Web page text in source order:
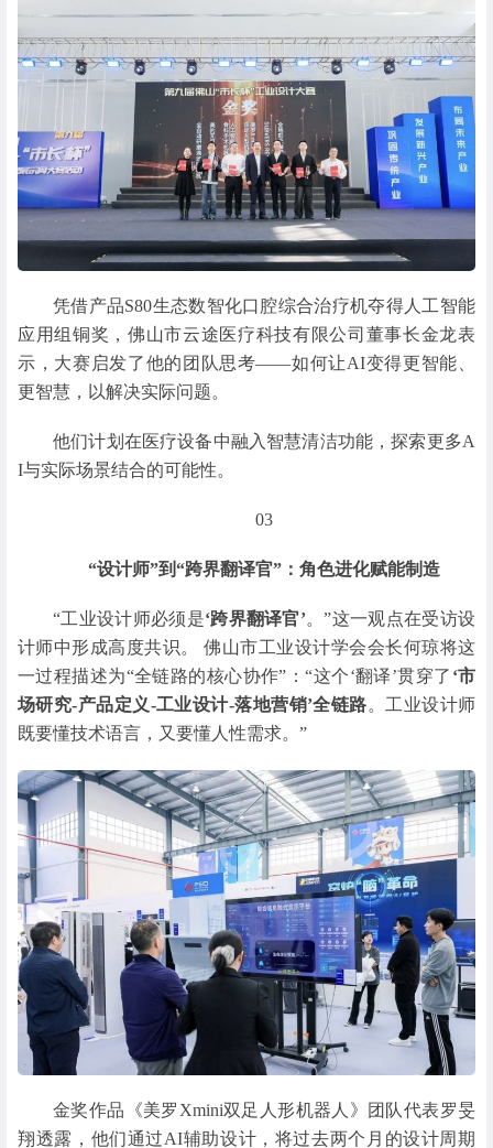
凭借产品S80生态数智化口腔综合治疗机夺得人工智能
应用组铜奖，佛山市云途医疗科技有限公司董事长金龙表
示，大赛启发了他的团队思考——如何让AI变得更智能、
更智慧，以解决实际问题。
他们计划在医疗设备中融入智慧清洁功能，探索更多A
I与实际场景结合的可能性。
03
“设计师”到“跨界翻译官”： 角色进化赋能制造
“工业设计师必须是‘跨界翻译官’。”这一观点在受访设
计师中形成高度共识。 佛山市工业设计学会会长何琼将这
一过程描述为“全链路的核心协作”：“这个‘翻译’贯穿了 ‘市
场研究-产品定义-工业设计-落地营销’全链路。工业设计师
既要懂技术语言，又要懂人性需求。”
金奖作品《美罗Xmini双足人形机器人》团队代表罗旻
翔透露，他们通过AI辅助设计，将过去两个月的设计周期